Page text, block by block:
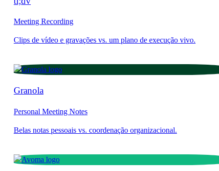
Meeting Recording
Granola
Personal Meeting Notes